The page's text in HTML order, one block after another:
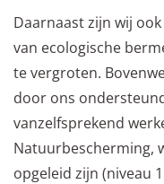
Daarnaast zijn wij
van ecologische
te vergroten.
door ons
vanzelfsprekend
Natuurbescherming,
opgeleid zijn (niveau